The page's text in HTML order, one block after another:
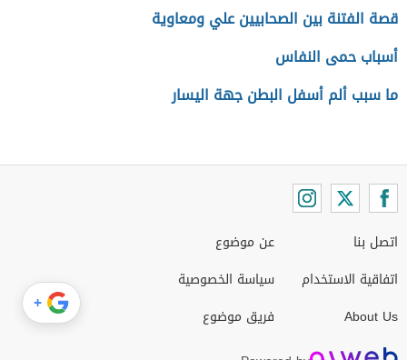
قصة الفتنة بين الصحابيين علي ومعاوية
أسباب حمى النفاس
ما سبب ألم أسفل البطن جهة اليسار
اتصل بنا
اتفاقية الاستخدام
About Us
عن موضوع
سياسة الخصوصية
فريق موضوع
+